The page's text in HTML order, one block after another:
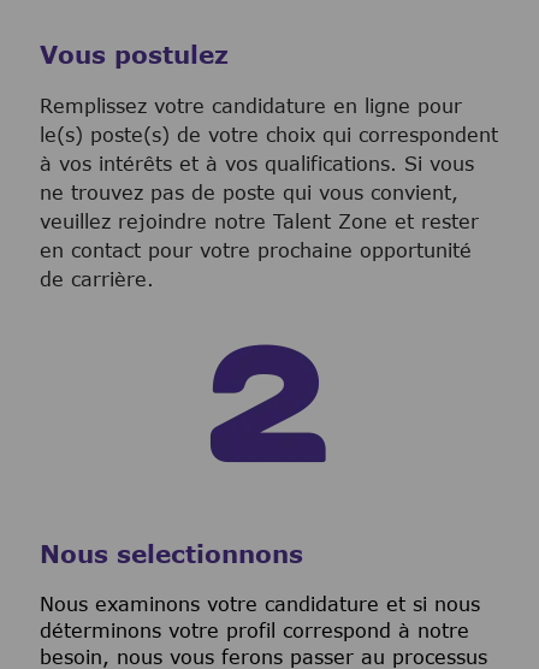
Vous postulez
Remplissez votre candidature en ligne pour
le(s) poste(s) de votre choix qui correspondent
à vos intérêts et à vos qualifications. Si vous
ne trouvez pas de poste qui vous convient,
veuillez rejoindre notre Talent Zone et rester
en contact pour votre prochaine opportunité
de carrière.
Nous selectionnons
Nous examinons votre candidature et si nous
déterminons votre profil correspond à notre
besoin, nous vous ferons passer au processus